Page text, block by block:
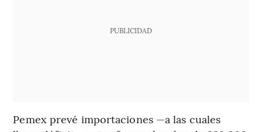
PUBLICIDAD
Pemex prevé importaciones —a las cuales